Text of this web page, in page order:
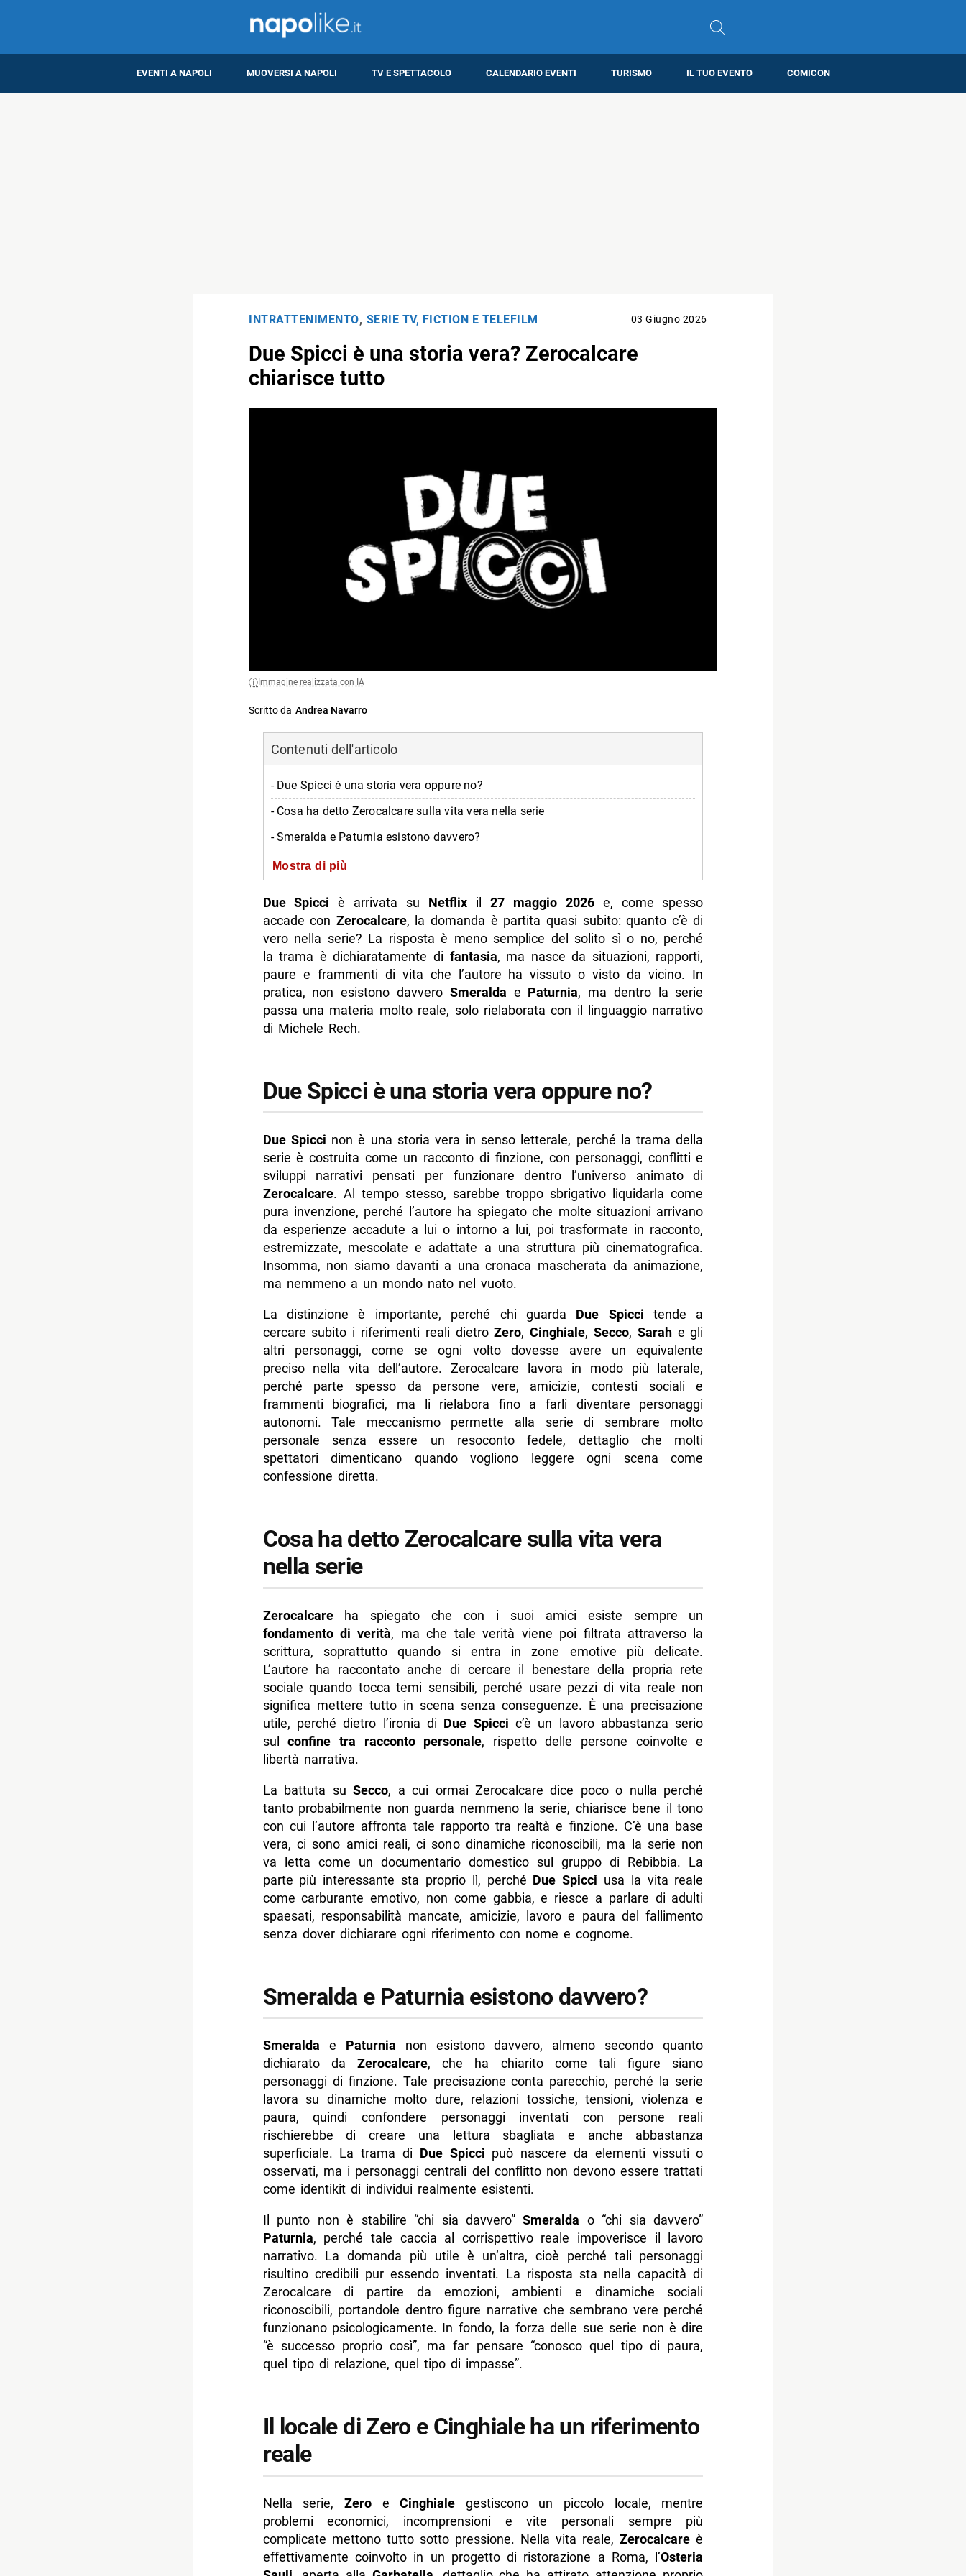
EVENTI A NAPOLI MUOVERSI A NAPOLI TV E SPETTACOLO CALENDARIO EVENTI TURISMO IL TUO EVENTO COMICON
INTRATTENIMENTO, SERIE TV, FICTION E TELEFILM 03 Giugno 2026
Due Spicci è una storia vera? Zerocalcare
chiarisce tutto
Immagine realizzata con IA
Scritto da Andrea Navarro
Contenuti dell'articolo
- Due Spicci è una storia vera oppure no?
- Cosa ha detto Zerocalcare sulla vita vera nella serie
- Smeralda e Paturnia esistono davvero?
- Il locale di Zero e Cinghiale ha un riferimento reale
- Le canzoni raccontano il lato emotivo di Due Spicci
- Gli otto episodi e il ritmo della stagione
- Il vero tema di Due Spicci non è il locale
- Perché il pubblico ha reagito in modo così emotivo
- Due Spicci è vera dove fa più male
Mostra di più
Due Spicci è arrivata su Netflix il 27 maggio 2026e, come spesso
accade con Zerocalcare, la domanda è partita quasi subito: quanto c’è di
vero nella serie? La risposta è meno semplice del solito sì o no, perché
la trama è dichiaratamente di fantasia, ma nasce da situazioni, rapporti,
paure e frammenti di vita che l’autore ha vissuto o visto da vicino. In
pratica, non esistono davvero Smeralda e Paturnia, ma dentro la serie
passa una materia molto reale, solo rielaborata con il linguaggio narrativo
di Michele Rech.
Due Spicci è una storia vera oppure no?
Due Spicci non è una storia vera in senso letterale, perché la trama della
serie è costruita come un racconto di finzione, con personaggi, conflitti e
sviluppi narrativi pensati per funzionare dentro l’universo animato di
Zerocalcare. Al tempo stesso, sarebbe troppo sbrigativo liquidarla come
pura invenzione, perché l’autore ha spiegato che molte situazioni arrivano
da esperienze accadute a lui o intorno a lui, poi trasformate in racconto,
estremizzate, mescolate e adattate a una struttura più cinematografica.
Insomma, non siamo davanti a una cronaca mascherata da animazione,
ma nemmeno a un mondo nato nel vuoto.
La distinzione è importante, perché chi guarda Due Spicci tende a
cercare subito i riferimenti reali dietroZero,Cinghiale,Secco, Sarahe gli
altri personaggi, come se ogni volto dovesse avere un equivalente
preciso nella vita dell’autore. Zerocalcare lavora in modo più laterale,
perché parte spesso da persone vere, amicizie, contesti sociali e
frammenti biografici, ma li rielabora fino a farli diventare personaggi
autonomi. Tale meccanismo permette alla serie di sembrare molto
personale senza essere un resoconto fedele, dettaglio che molti
spettatori dimenticano quando vogliono leggere ogni scena come
confessione diretta.
Cosa ha detto Zerocalcare sulla vita vera
nella serie
Zerocalcareha spiegato che con i suoi amici esiste sempre un
fondamento di verità, ma che tale verità viene poi filtrata attraverso la
scrittura, soprattutto quando si entra in zone emotive più delicate.
L’autore ha raccontato anche di cercare il benestare della propria rete
sociale quando tocca temi sensibili, perché usare pezzi di vita reale non
significa mettere tutto in scena senza conseguenze. È una precisazione
utile, perché dietro l’ironia di Due Spicci c’è un lavoro abbastanza serio
sulconfine tra racconto personale, rispetto delle persone coinvolte e
libertà narrativa.
La battuta suSecco, a cui ormai Zerocalcare dice poco o nulla perché
tanto probabilmente non guarda nemmeno la serie, chiarisce bene il tono
con cui l’autore affronta tale rapporto tra realtà e finzione. C’è una base
vera, ci sono amici reali, ci sono dinamiche riconoscibili, ma la serie non
va letta come un documentario domestico sul gruppo di Rebibbia. La
parte più interessante sta proprio lì, perché Due Spicci usa la vita reale
come carburante emotivo, non come gabbia, e riesce a parlare di adulti
spaesati, responsabilità mancate, amicizie, lavoro e paura del fallimento
senza dover dichiarare ogni riferimento con nome e cognome.
Smeralda e Paturnia esistono davvero?
Smeralda e Paturnia non esistono davvero, almeno secondo quanto
dichiarato da Zerocalcare, che ha chiarito come tali figure siano
personaggi di finzione. Tale precisazione conta parecchio, perché la serie
lavora su dinamiche molto dure, relazioni tossiche, tensioni, violenza e
paura, quindi confondere personaggi inventati con persone reali
rischierebbe di creare una lettura sbagliata e anche abbastanza
superficiale. La trama di Due Spicci può nascere da elementi vissuti o
osservati, ma i personaggi centrali del conflitto non devono essere trattati
come identikit di individui realmente esistenti.
Il punto non è stabilire “chi sia davvero”Smeralda o “chi sia davvero”
Paturnia, perché tale caccia al corrispettivo reale impoverisce il lavoro
narrativo. La domanda più utile è un’altra, cioè perché tali personaggi
risultino credibili pur essendo inventati. La risposta sta nella capacità di
Zerocalcare di partire da emozioni, ambienti e dinamiche sociali
riconoscibili, portandole dentro figure narrative che sembrano vere perché
funzionano psicologicamente. In fondo, la forza delle sue serie non è dire
“è successo proprio così”, ma far pensare “conosco quel tipo di paura,
quel tipo di relazione, quel tipo di impasse”.
Il locale di Zero e Cinghiale ha un riferimento
reale
Nella serie, ZeroeCinghiale gestiscono un piccolo locale, mentre
problemi economici, incomprensioni e vite personali sempre più
complicate mettono tutto sotto pressione. Nella vita reale,Zerocalcare è
effettivamente coinvolto in un progetto di ristorazione a Roma, l’Osteria